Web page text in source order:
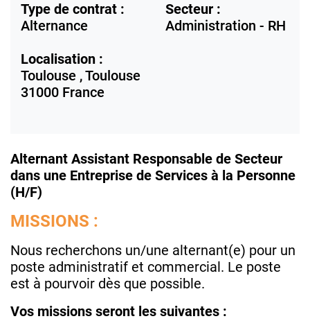
Type de contrat :
Alternance
Secteur :
Administration - RH
Localisation :
Toulouse ,Toulouse
31000 France
Alternant Assistant Responsable de Secteur
dans une Entreprise de Services à la Personne
(H/F)
MISSIONS :
Nous recherchons un/une alternant(e) pour un
poste administratif et commercial. Le poste
est à pourvoir dès que possible.
Vos missions seront les suivantes :